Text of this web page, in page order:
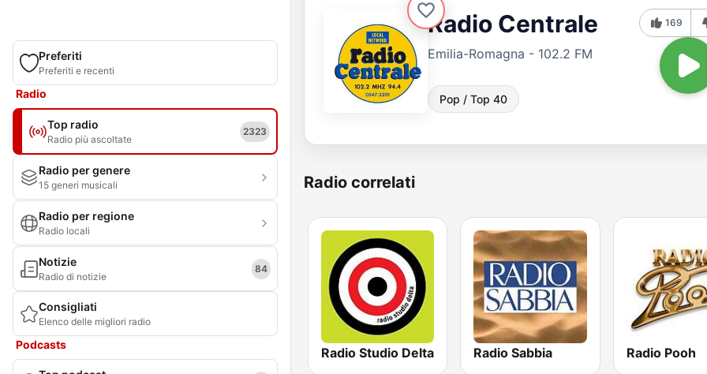
Preferiti
Preferiti e recenti
Radio
Top radio
Radio più ascoltate
2323
Radio per genere
15 generi musicali
Radio per regione
Radio locali
Notizie
Radio di notizie
84
Consigliati
Elenco delle migliori radio
Podcasts
Radio Centrale
Emilia-Romagna - 102.2 FM
Pop / Top 40
169
Radio correlati
Radio Studio Delta Radio Sabbia Radio Pooh